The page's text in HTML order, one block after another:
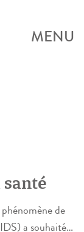
MENU
de
a souhaité